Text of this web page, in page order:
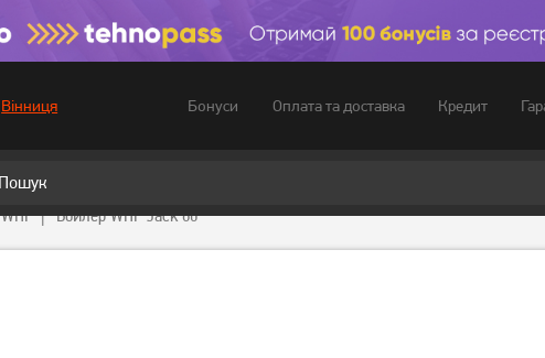
Вінниця Бонуси Оплата та доставка Кредит
WHP Бойлер WHP Jack 80